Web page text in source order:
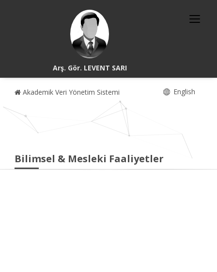
Arş. Gör. LEVENT SARI
Akademik Veri Yönetim Sistemi English
Bilimsel & Mesleki Faaliyetler